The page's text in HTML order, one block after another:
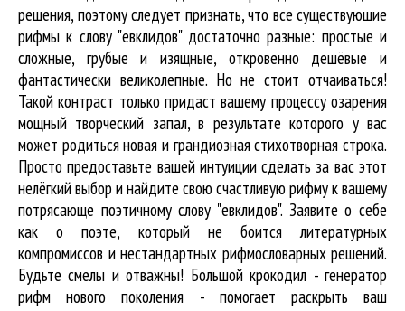
решения, поэтому следует признать, что все существующие
рифмы к слову "евклидов" достаточно разные: простые и
сложные, грубые и изящные, откровенно дешёвые и
фантастически великолепные. Но не стоит отчаиваться!
Такой контраст только придаст вашему процессу озарения
мощный творческий запал, в результате которого у вас
может родиться новая и грандиозная стихотворная строка.
Просто предоставьте вашей интуиции сделать за вас этот
нелёгкий выбор и найдите свою счастливую рифму к вашему
потрясающе поэтичному слову "евклидов". Заявите о себе
как о поэте, который не боится литературных
компромиссов и нестандартных рифмословарных решений.
Будьте смелы и отважны! Большой крокодил - генератор
рифм нового поколения - помогает раскрыть ваш